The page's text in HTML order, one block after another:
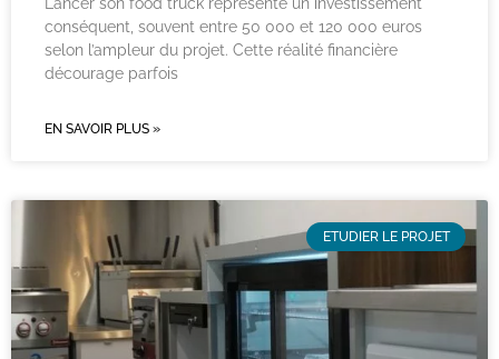
conséquent, souvent entre 50 000 et 120 000 euros
selon l’ampleur du projet. Cette réalité financière
décourage parfois
EN SAVOIR PLUS »
ETUDIER LE PROJET